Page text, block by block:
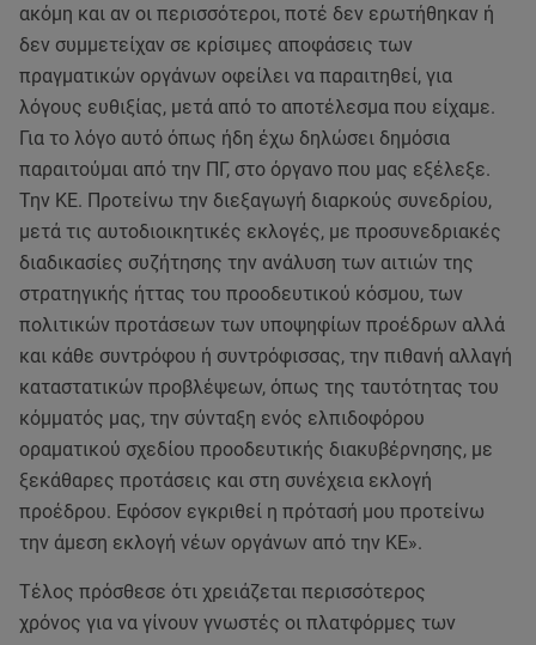
ακόμη και αν οι περισσότεροι, ποτέ δεν ερωτήθηκαν ή
δεν συμμετείχαν σε κρίσιμες αποφάσεις των
πραγματικών οργάνων οφείλει να παραιτηθεί, για
λόγους ευθιξίας, μετά από το αποτέλεσμα που είχαμε.
Για το λόγο αυτό όπως ήδη έχω δηλώσει δημόσια
παραιτούμαι από την ΠΓ, στο όργανο που μας εξέλεξε.
Την ΚΕ. Προτείνω την διεξαγωγή διαρκούς συνεδρίου,
μετά τις αυτοδιοικητικές εκλογές, με προσυνεδριακές
διαδικασίες συζήτησης την ανάλυση των αιτιών της
στρατηγικής ήττας του προοδευτικού κόσμου, των
πολιτικών προτάσεων των υποψηφίων προέδρων αλλά
και κάθε συντρόφου ή συντρόφισσας, την πιθανή αλλαγή
καταστατικών προβλέψεων, όπως της ταυτότητας του
κόμματός μας, την σύνταξη ενός ελπιδοφόρου
οραματικού σχεδίου προοδευτικής διακυβέρνησης, με
ξεκάθαρες προτάσεις και στη συνέχεια εκλογή
προέδρου. Εφόσον εγκριθεί η πρότασή μου προτείνω
την άμεση εκλογή νέων οργάνων από την ΚΕ».
Τέλος πρόσθεσε ότι χρειάζεται περισσότερος
χρόνος για να γίνουν γνωστές οι πλατφόρμες των